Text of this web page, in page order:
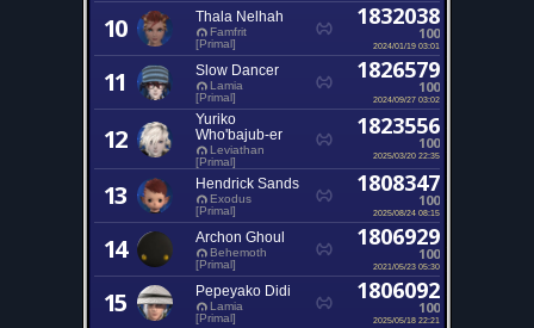
10 Thala Nelhah
Famfrit
[Primal]
1832038
100
2024/01/19 03:01
11 Slow Dancer
Lamia
[Primal]
1826579
100
2024/09/27 03:02
12
Yuriko
Who'bajub-er
Leviathan
[Primal]
1823556
100
2025/03/20 22:35
13 Hendrick Sands
Exodus
[Primal]
1808347
100
2025/08/24 08:15
14 Archon Ghoul
Behemoth
[Primal]
1806929
100
2021/05/23 05:30
15 Pepeyako Didi
Lamia
[Primal]
1806092
100
2025/05/18 22:21